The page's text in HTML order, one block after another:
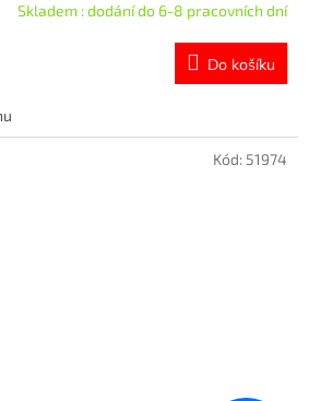
Skladem : dodání do 6-8 pracovních dní
Do košíku
Kód: 51974